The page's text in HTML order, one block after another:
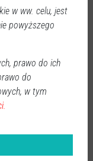
w ww. celu, jest
powyższego
prawo do ich
do
w tym